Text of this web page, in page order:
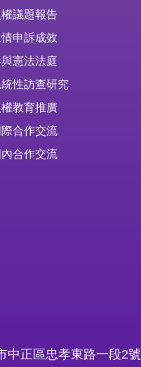
權議題報告
申訴成效
憲法法庭
性訪查研究
權教育推廣
合作交流
合作交流
中正區忠孝東路一段2號